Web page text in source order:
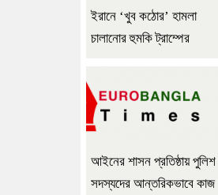
ইরানে ‘খুব কঠোর’ হামলা
চালানোর হুমকি ট্রাম্পের
আইনের শাসন প্রতিষ্ঠায় পুলিশ
সদস্যদের আন্তরিকভাবে কাজ